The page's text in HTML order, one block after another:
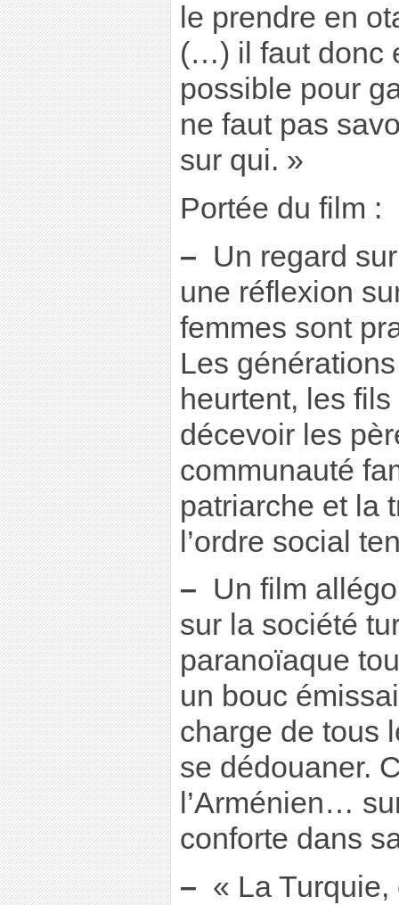
le prendre en
(…) il faut donc
possible pour
ne faut pas
sur qui. »
Portée du film :
– Un regard
une réflexion
femmes sont
Les
heurtent, les
décevoir les
communauté
patriarche et la
l’ordre social
– Un film
sur la société
paranoïaque
un bouc
charge de tous
se dédouaner.
l’Arménien…
conforte dans
– « La